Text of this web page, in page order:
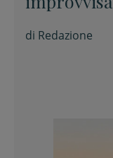
Tito
di Redazione